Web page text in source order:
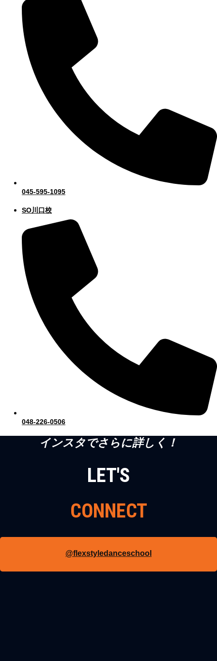
045-595-1095
SO川口校
048-226-0506
インスタでさらに詳しく！
LET'S
CONNECT
@flexstyledanceschool